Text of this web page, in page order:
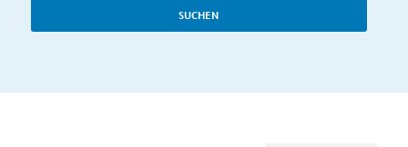
SUCHEN